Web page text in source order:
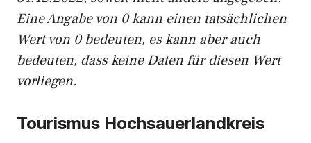
Eine Angabe von 0 kann einen tatsächlichen
Wert von 0 bedeuten, es kann aber auch
bedeuten, dass keine Daten für diesen Wert
vorliegen.
Tourismus Hochsauerlandkreis